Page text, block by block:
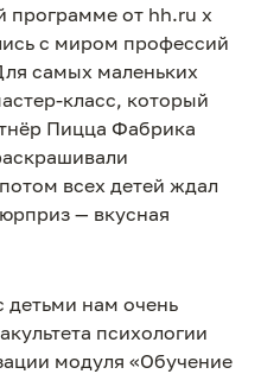
программе от hh.ru x
с миром профессий
самых маленьких
класс, который
Пицца Фабрика
всех детей ждал
— вкусная
детьми нам очень
психологии
модуля «Обучение